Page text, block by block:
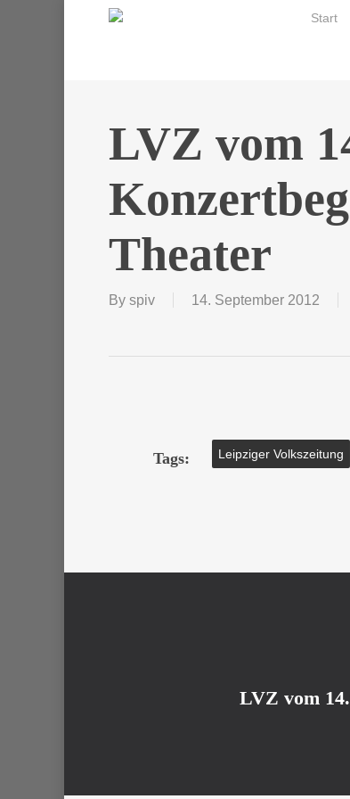
Start
LVZ vom
Theater
By spiv 14. September 2012
Tags: Leipziger Volkszeitung
LVZ vom